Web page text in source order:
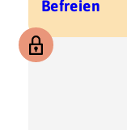
Befreien